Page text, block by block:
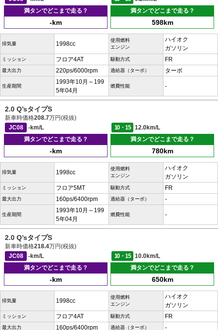
満タンでどこまで走る？
-km
満タンでどこまで走る？
598km
排気量 1998cc
使用燃料
エンジン
ハイオク
ガソリン
ミッション フロア4AT 駆動方式 FR
最大出力 220ps/6000rpm 過給器（ターボ） ターボ
生産期間
1993年10月～199
5年04月
燃費性能 -
2.0 Q’sタイプS
新車時価格208.7万円(税抜)
JC08
-km/L 10・15
12.0km/L
満タンでどこまで走る？
-km
満タンでどこまで走る？
780km
排気量 1998cc
使用燃料
エンジン
ハイオク
ガソリン
ミッション フロア5MT 駆動方式 FR
最大出力 160ps/6400rpm 過給器（ターボ） -
生産期間
1993年10月～199
5年04月
燃費性能 -
2.0 Q’sタイプS
新車時価格218.4万円(税抜)
JC08
-km/L 10・15
10.0km/L
満タンでどこまで走る？
-km
満タンでどこまで走る？
650km
排気量 1998cc
使用燃料
エンジン
ハイオク
ガソリン
ミッション フロア4AT 駆動方式 FR
最大出力 160ps/6400rpm 過給器（ターボ） -